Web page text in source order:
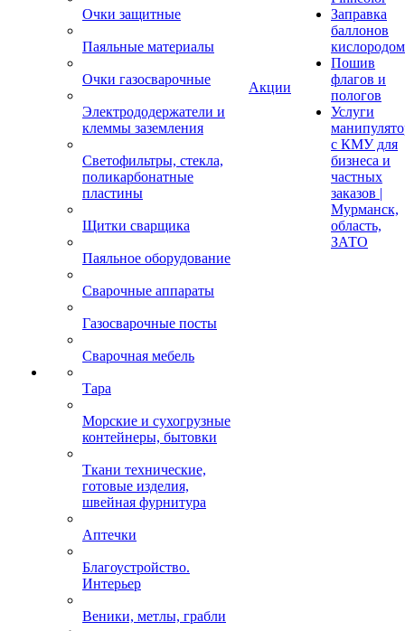
Очки защитные
Паяльные материалы
Очки газосварочные
Электрододержатели и
клеммы заземления
Светофильтры, стекла,
поликарбонатные
пластины
Щитки сварщика
Паяльное оборудование
Сварочные аппараты
Газосварочные посты
Сварочная мебель
Тара
Морские и сухогрузные
контейнеры, бытовки
Ткани технические,
готовые изделия,
швейная фурнитура
Аптечки
Благоустройство.
Интерьер
Веники, метлы, грабли
Акции
Заправка
баллонов
кислородом
Пошив
флагов и
пологов
Услуги
с КМУ для
бизнеса и
частных
заказов |
Мурманск,
область,
ЗАТО